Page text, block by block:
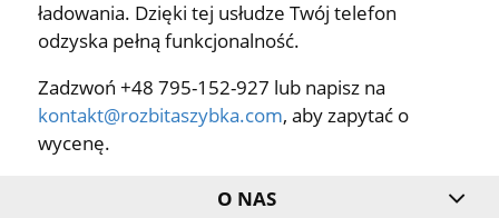
ładowania. Dzięki tej usłudze Twój telefon
odzyska pełną funkcjonalność.
Zadzwoń +48 795-152-927 lub napisz na
kontakt@rozbitaszybka.com, aby zapytać o
wycenę.
O NAS